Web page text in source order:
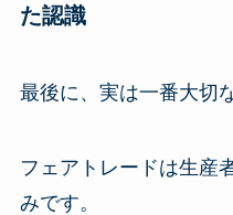
た認識
最後に、実は一番大切
フェアトレードは生産
みです。